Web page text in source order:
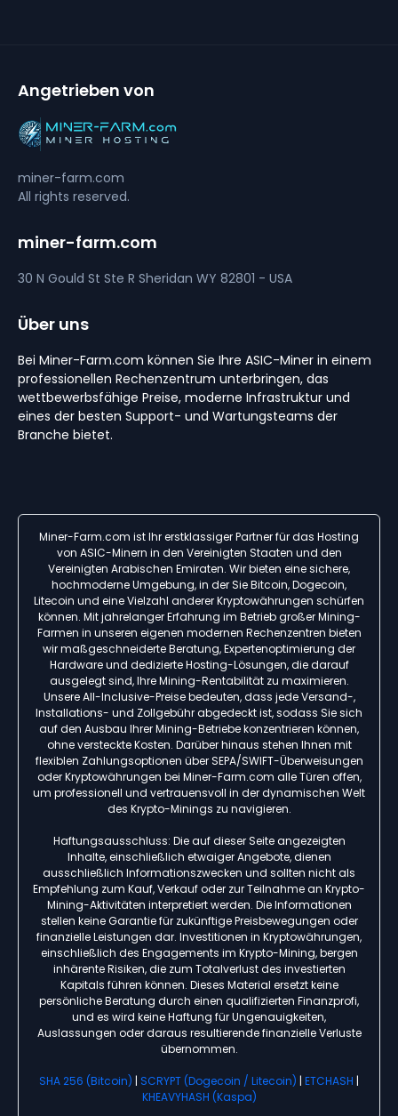
Angetrieben von
miner-farm.com
All rights reserved.
miner-farm.com
30 N Gould St Ste R Sheridan WY 82801 - USA
Über uns
Bei Miner-Farm.com können Sie Ihre ASIC-Miner in einem
professionellen Rechenzentrum unterbringen, das
wettbewerbsfähige Preise, moderne Infrastruktur und
eines der besten Support- und Wartungsteams der
Branche bietet.
Miner-Farm.com ist Ihr erstklassiger Partner für das Hosting
von ASIC-Minern in den Vereinigten Staaten und den
Vereinigten Arabischen Emiraten. Wir bieten eine sichere,
hochmoderne Umgebung, in der Sie Bitcoin, Dogecoin,
Litecoin und eine Vielzahl anderer Kryptowährungen schürfen
können. Mit jahrelanger Erfahrung im Betrieb großer Mining-
Farmen in unseren eigenen modernen Rechenzentren bieten
wir maßgeschneiderte Beratung, Expertenoptimierung der
Hardware und dedizierte Hosting-Lösungen, die darauf
ausgelegt sind, Ihre Mining-Rentabilität zu maximieren.
Unsere All-Inclusive-Preise bedeuten, dass jede Versand-,
Installations- und Zollgebühr abgedeckt ist, sodass Sie sich
auf den Ausbau Ihrer Mining-Betriebe konzentrieren können,
ohne versteckte Kosten. Darüber hinaus stehen Ihnen mit
flexiblen Zahlungsoptionen über SEPA/SWIFT-Überweisungen
oder Kryptowährungen bei Miner-Farm.com alle Türen offen,
um professionell und vertrauensvoll in der dynamischen Welt
des Krypto-Minings zu navigieren.
Haftungsausschluss: Die auf dieser Seite angezeigten
Inhalte, einschließlich etwaiger Angebote, dienen
ausschließlich Informationszwecken und sollten nicht als
Empfehlung zum Kauf, Verkauf oder zur Teilnahme an Krypto-
Mining-Aktivitäten interpretiert werden. Die Informationen
stellen keine Garantie für zukünftige Preisbewegungen oder
finanzielle Leistungen dar. Investitionen in Kryptowährungen,
einschließlich des Engagements im Krypto-Mining, bergen
inhärente Risiken, die zum Totalverlust des investierten
Kapitals führen können. Dieses Material ersetzt keine
persönliche Beratung durch einen qualifizierten Finanzprofi,
und es wird keine Haftung für Ungenauigkeiten,
Auslassungen oder daraus resultierende finanzielle Verluste
übernommen.
SHA 256 (Bitcoin) | SCRYPT (Dogecoin / Litecoin) | ETCHASH |
KHEAVYHASH (Kaspa)